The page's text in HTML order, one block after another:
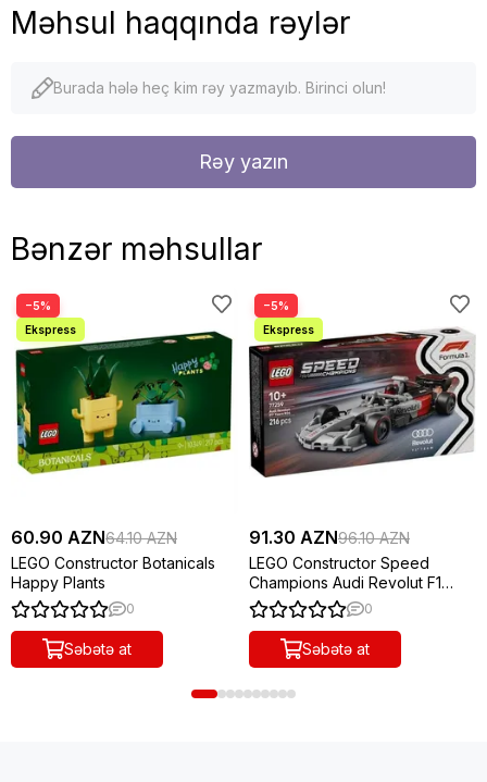
Məhsul haqqında rəylər
Burada hələ heç kim rəy yazmayıb. Birinci olun!
Rəy yazın
Bənzər məhsullar
−5%
60.90 AZN64.10 AZN
LEGO Constructor Botanicals
Happy Plants
0
Səbətə at
−5%
91.30 AZN96.10 AZN
LEGO Constructor Speed
Champions Audi Revolut F1
Team R26 Race Car
0
Səbətə at